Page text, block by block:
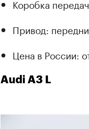
Коробка
Привод:
Цена в России:
Audi A3 L